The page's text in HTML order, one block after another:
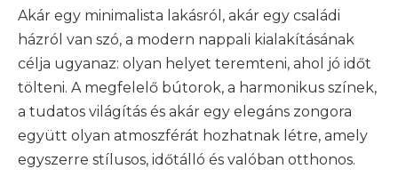
Akár egy minimalista lakásról, akár egy családi
házról van szó, a modern nappali kialakításának
célja ugyanaz: olyan helyet teremteni, ahol jó időt
tölteni. A megfelelő bútorok, a harmonikus színek,
a tudatos világítás és akár egy elegáns zongora
együtt olyan atmoszférát hozhatnak létre, amely
egyszerre stílusos, időtálló és valóban otthonos.